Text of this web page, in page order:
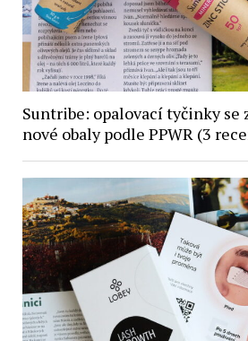
Suntribe: opalovací tyčinky se
nové obaly podle PPWR (3